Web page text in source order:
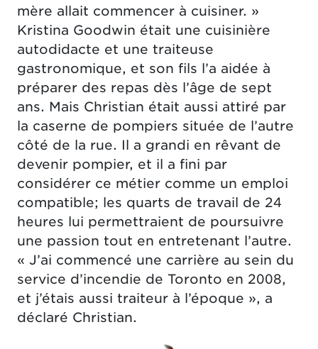
mère allait commencer à cuisiner. »
Kristina Goodwin était une cuisinière
autodidacte et une traiteuse
gastronomique, et son fils l’a aidée à
préparer des repas dès l’âge de sept
ans. Mais Christian était aussi attiré par
la caserne de pompiers située de l’autre
côté de la rue. Il a grandi en rêvant de
devenir pompier, et il a fini par
considérer ce métier comme un emploi
compatible; les quarts de travail de 24
heures lui permettraient de poursuivre
une passion tout en entretenant l’autre.
« J’ai commencé une carrière au sein du
service d’incendie de Toronto en 2008,
et j’étais aussi traiteur à l’époque », a
déclaré Christian.